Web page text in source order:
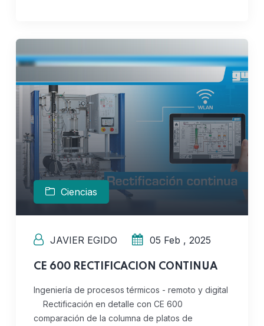
Ciencias
JAVIER EGIDO 05 Feb , 2025
CE 600 RECTIFICACION CONTINUA
Ingeniería de procesos térmicos - remoto y digital
Rectificación en detalle con CE 600
comparación de la columna de platos de